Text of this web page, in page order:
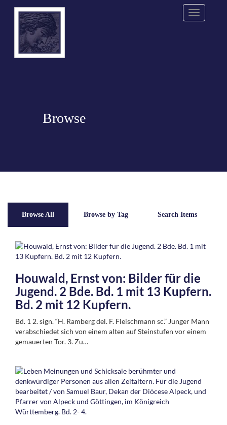
Menu
Browse
Browse All Browse by Tag Search Items
Houwald, Ernst von: Bilder für die
Jugend. 2 Bde. Bd. 1 mit 13 Kupfern.
Bd. 2 mit 12 Kupfern.
Bd. 1 2. sign. “H. Ramberg del. F. Fleischmann sc.” Junger Mann
verabschiedet sich von einem alten auf Steinstufen vor einem
gemauerten Tor. 3. Zu…